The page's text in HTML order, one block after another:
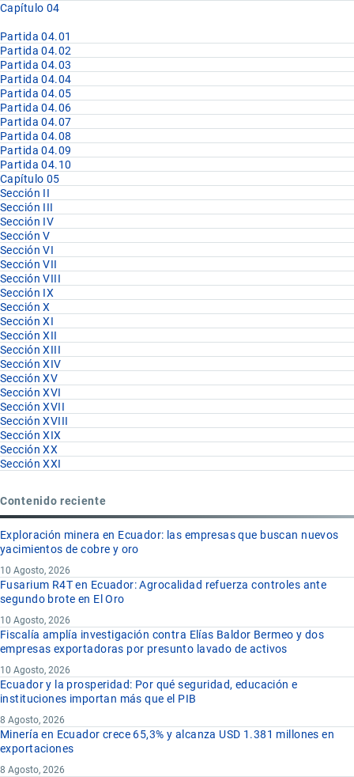
Capítulo 04
Partida 04.01
Partida 04.02
Partida 04.03
Partida 04.04
Partida 04.05
Partida 04.06
Partida 04.07
Partida 04.08
Partida 04.09
Partida 04.10
Capítulo 05
Sección II
Sección III
Sección IV
Sección V
Sección VI
Sección VII
Sección VIII
Sección IX
Sección X
Sección XI
Sección XII
Sección XIII
Sección XIV
Sección XV
Sección XVI
Sección XVII
Sección XVIII
Sección XIX
Sección XX
Sección XXI
Contenido reciente
Exploración minera en Ecuador: las empresas que buscan nuevos
yacimientos de cobre y oro
10 Agosto, 2026
Fusarium R4T en Ecuador: Agrocalidad refuerza controles ante
segundo brote en El Oro
10 Agosto, 2026
Fiscalía amplía investigación contra Elías Baldor Bermeo y dos
empresas exportadoras por presunto lavado de activos
10 Agosto, 2026
Ecuador y la prosperidad: Por qué seguridad, educación e
instituciones importan más que el PIB
8 Agosto, 2026
Minería en Ecuador crece 65,3% y alcanza USD 1.381 millones en
exportaciones
8 Agosto, 2026